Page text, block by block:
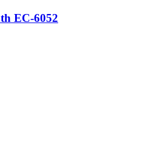
EC-6052